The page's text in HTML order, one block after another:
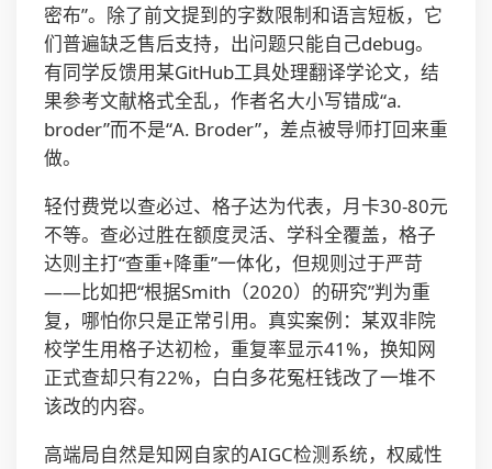
密布”。除了前文提到的字数限制和语言短板，它
们普遍缺乏售后支持，出问题只能自己debug。
有同学反馈用某GitHub工具处理翻译学论文，结
果参考文献格式全乱，作者名大小写错成“a.
broder”而不是“A. Broder”，差点被导师打回来重
做。
轻付费党以查必过、格子达为代表，月卡30-80元
不等。查必过胜在额度灵活、学科全覆盖，格子
达则主打“查重+降重”一体化，但规则过于严苛
——比如把“根据Smith（2020）的研究”判为重
复，哪怕你只是正常引用。真实案例：某双非院
校学生用格子达初检，重复率显示41%，换知网
正式查却只有22%，白白多花冤枉钱改了一堆不
该改的内容。
高端局自然是知网自家的AIGC检测系统，权威性